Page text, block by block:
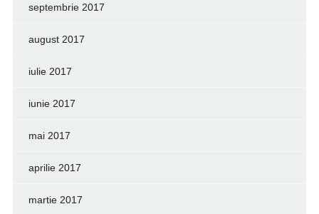
septembrie 2017
august 2017
iulie 2017
iunie 2017
mai 2017
aprilie 2017
martie 2017